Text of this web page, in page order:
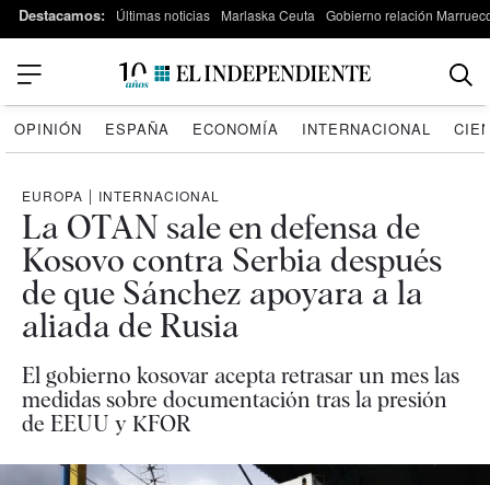
Destacamos: Últimas noticias Marlaska Ceuta Gobierno relación
OPINIÓN ESPAÑA ECONOMÍA INTERNACIONAL
EUROPA | INTERNACIONAL
La OTAN sale en defensa de
Kosovo contra Serbia después
de que Sánchez apoyara a la
aliada de Rusia
El gobierno kosovar acepta retrasar un mes las
medidas sobre documentación tras la presión
de EEUU y KFOR